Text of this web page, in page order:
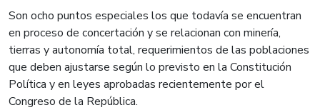
Son ocho puntos especiales los que todavía se encuentran
en proceso de concertación y se relacionan con minería,
tierras y autonomía total, requerimientos de las poblaciones
que deben ajustarse según lo previsto en la Constitución
Política y en leyes aprobadas recientemente por el
Congreso de la República.